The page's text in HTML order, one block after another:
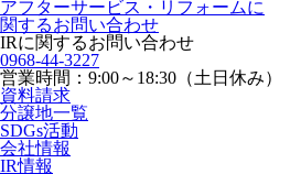
アフターサービス・リフォームに
関するお問い合わせ
IRに関するお問い合わせ
0968-44-3227
営業時間：9:00～18:30（土日休み）
資料請求
分譲地一覧
SDGs活動
会社情報
IR情報